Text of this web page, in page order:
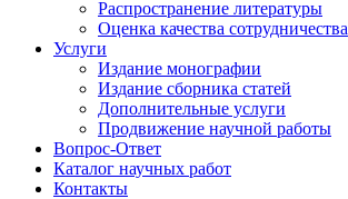
Распространение литературы
Оценка качества сотрудничества
Услуги
Издание монографии
Издание сборника статей
Дополнительные услуги
Продвижение научной работы
Вопрос-Ответ
Каталог научных работ
Контакты